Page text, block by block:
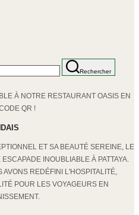
Rechercher
À NOTRE RESTAURANT OASIS EN
QR !
ET SA BEAUTÉ SEREINE, LE
INOUBLIABLE À PATTAYA.
REDÉFINI L'HOSPITALITÉ,
POUR LES VOYAGEURS EN